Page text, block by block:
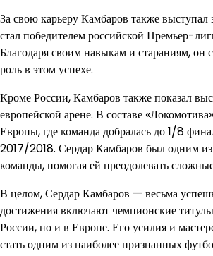
За свою карьеру Камбаров также выступал
стал победителем российской Премьер-
Благодаря своим навыкам и стараниям, он
роль в этом успехе.
Кроме России, Камбаров также показал
европейской арене. В составе
Европы, где команда добралась до 1/8
2017/2018. Сердар Камбаров был одним из
команды, помогая ей преодолевать
В целом, Сердар Камбаров — весьма
достижения включают чемпионские
России, но и в Европе. Его усилия и
стать одним из наиболее признанных